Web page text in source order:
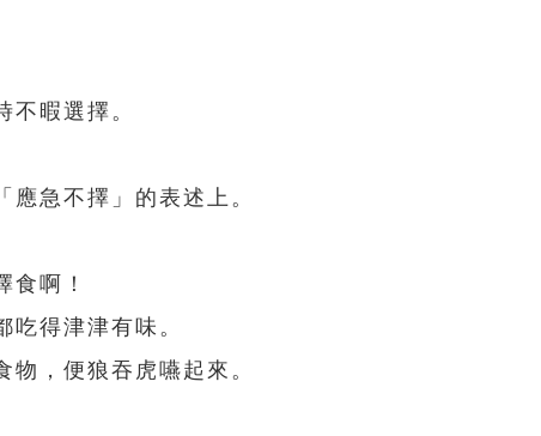
暇選擇。
急不擇」的表述上。
食啊！
得津津有味。
，便狼吞虎嚥起來。